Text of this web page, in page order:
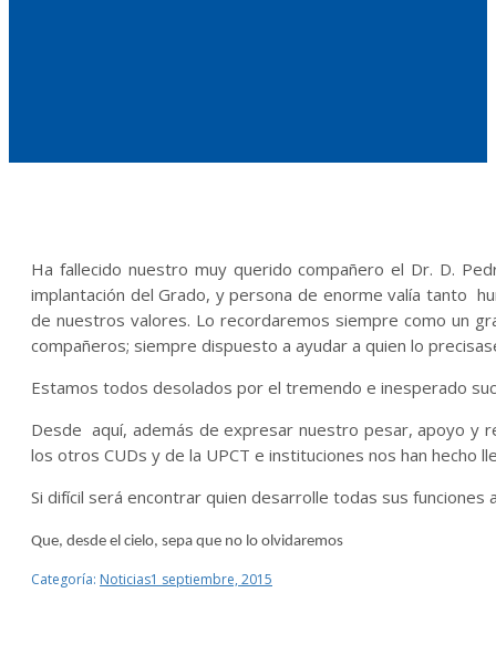
Ha fallecido nuestro muy querido compañero el Dr. D.
implantación del Grado, y persona de enorme valía tanto
de nuestros valores. Lo recordaremos siempre como un
compañeros; siempre dispuesto a ayudar a quien lo
Estamos todos desolados por el tremendo e inesperado
Desde aquí, además de expresar nuestro pesar, apoyo y
los otros CUDs y de la UPCT e instituciones nos han hecho
Si difícil será encontrar quien desarrolle todas sus
Que, desde el cielo, sepa que no lo olvidaremos
Categoría: Noticias1 septiembre, 2015